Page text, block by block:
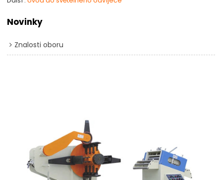
Novinky
Znalosti oboru